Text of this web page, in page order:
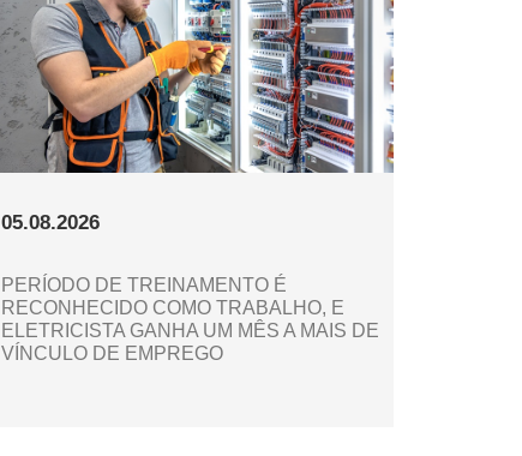
05.08.2026
PERÍODO DE TREINAMENTO É
RECONHECIDO COMO TRABALHO, E
ELETRICISTA GANHA UM MÊS A MAIS DE
VÍNCULO DE EMPREGO